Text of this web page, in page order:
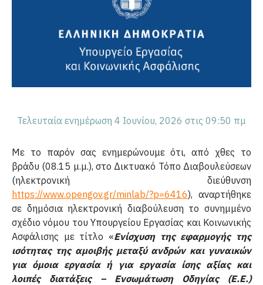
Τελευταία ενημέρωση 4 Ιουνίου, 2026 στις 09:50 πμ
Με το παρόν σας ενημερώνουμε ότι, από χθες το
βράδυ (08.15 μ.μ.), στο Δικτυακό Τόπο Διαβουλεύσεων
(ηλεκτρονική διεύθυνση
https://www.opengov.gr/minlab/?p=6416), αναρτήθηκε
σε δημόσια ηλεκτρονική διαβούλευση το συνημμένο
σχέδιο νόμου του Υπουργείου Εργασίας και Κοινωνικής
Ασφάλισης με τίτλο «Ενίσχυση της εφαρμογής της
ισότητας της αμοιβής μεταξύ ανδρών και γυναικών
για όμοια εργασία ή για εργασία ίσης αξίας και
λοιπές διατάξεις – Ενσωμάτωση Οδηγίας (Ε.Ε.)